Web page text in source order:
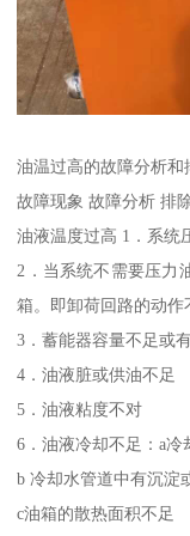
油温过高的故障分析和
故障现象 故障分析 排
油液温度过高 1．系统
2．当系统不需要压力
箱。即卸荷回路的动作
3．蓄能器容量不足或
4．油液脏或供油不足
5．油液粘度不对
6．油液冷却不足：a
b 冷却水管道中有沉淀
c油箱的散热面积不足